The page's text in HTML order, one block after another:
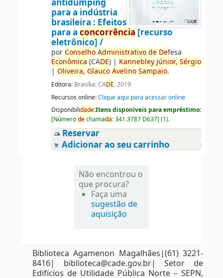
antidumping
para a indústria
brasileira : Efeitos
para a concorrência [recurso
eletrônico] /
porConselho Administrativo de Defesa
Econômica (CADE)| Kannebley Júnior, Sérgio
| Oliveira, Glauco Avelino Sampaio.
Editora: Brasília: CADE, 2019
Recursos online:Clique aqui para acessar online
Disponibilidade:Itens disponíveis para empréstimo:
[Númerodechamada:341.3787 D637] (1).
Reservar
Adicionar ao seu carrinho
Não encontrou o
que procura?
Faça uma
sugestão de
aquisição
Biblioteca Agamenon Magalhães|(61) 3221-
8416| biblioteca@cade.gov.br| Setor de
Edifícios de Utilidade Pública Norte – SEPN,